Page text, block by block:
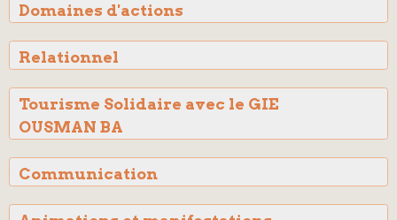
Domaines d'actions
Relationnel
Tourisme Solidaire avec le GIE
OUSMAN BA
Communication